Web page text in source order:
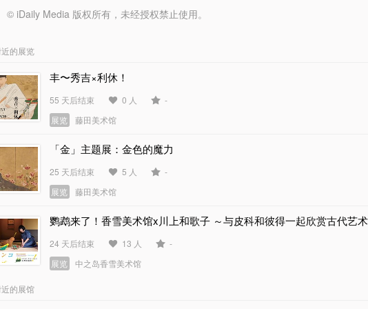
© iDaily Media 版权所有，未经授权禁止使用。
的展览
丰〜秀吉×利休！
55 天后结束 0 人
-
展览
藤田美术馆
「金」主题展：金色的魔力
25 天后结束 5 人
-
展览
藤田美术馆
鹦鹉来了！香雪美术馆x川上和歌子 ～与皮科和彼得一起欣赏古代艺
24 天后结束 13 人
-
展览
中之岛香雪美术馆
的展馆